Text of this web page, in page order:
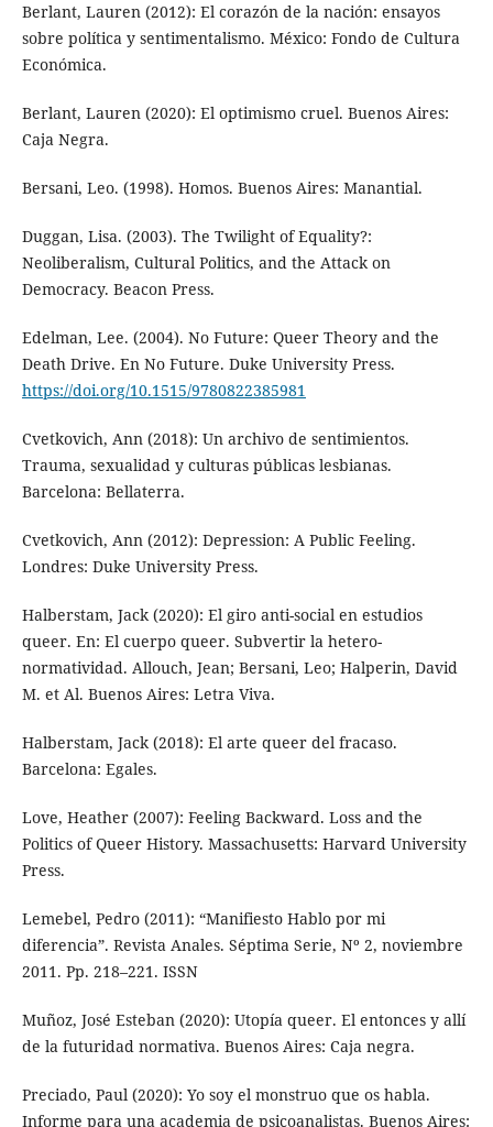
Berlant, Lauren (2012): El corazón de la nación: ensayos
sobre política y sentimentalismo. México: Fondo de Cultura
Económica.
Berlant, Lauren (2020): El optimismo cruel. Buenos Aires:
Caja Negra.
Bersani, Leo. (1998). Homos. Buenos Aires: Manantial.
Duggan, Lisa. (2003). The Twilight of Equality?:
Neoliberalism, Cultural Politics, and the Attack on
Democracy. Beacon Press.
Edelman, Lee. (2004). No Future: Queer Theory and the
Death Drive. En No Future. Duke University Press.
https://doi.org/10.1515/9780822385981
Cvetkovich, Ann (2018): Un archivo de sentimientos.
Trauma, sexualidad y culturas públicas lesbianas.
Barcelona: Bellaterra.
Cvetkovich, Ann (2012): Depression: A Public Feeling.
Londres: Duke University Press.
Halberstam, Jack (2020): El giro anti-social en estudios
queer. En: El cuerpo queer. Subvertir la hetero-
normatividad. Allouch, Jean; Bersani, Leo; Halperin, David
M. et Al. Buenos Aires: Letra Viva.
Halberstam, Jack (2018): El arte queer del fracaso.
Barcelona: Egales.
Love, Heather (2007): Feeling Backward. Loss and the
Politics of Queer History. Massachusetts: Harvard University
Press.
Lemebel, Pedro (2011): “Manifiesto Hablo por mi
diferencia”. Revista Anales. Séptima Serie, Nº 2, noviembre
2011. Pp. 218–221. ISSN
Muñoz, José Esteban (2020): Utopía queer. El entonces y allí
de la futuridad normativa. Buenos Aires: Caja negra.
Preciado, Paul (2020): Yo soy el monstruo que os habla.
Informe para una academia de psicoanalistas. Buenos Aires: